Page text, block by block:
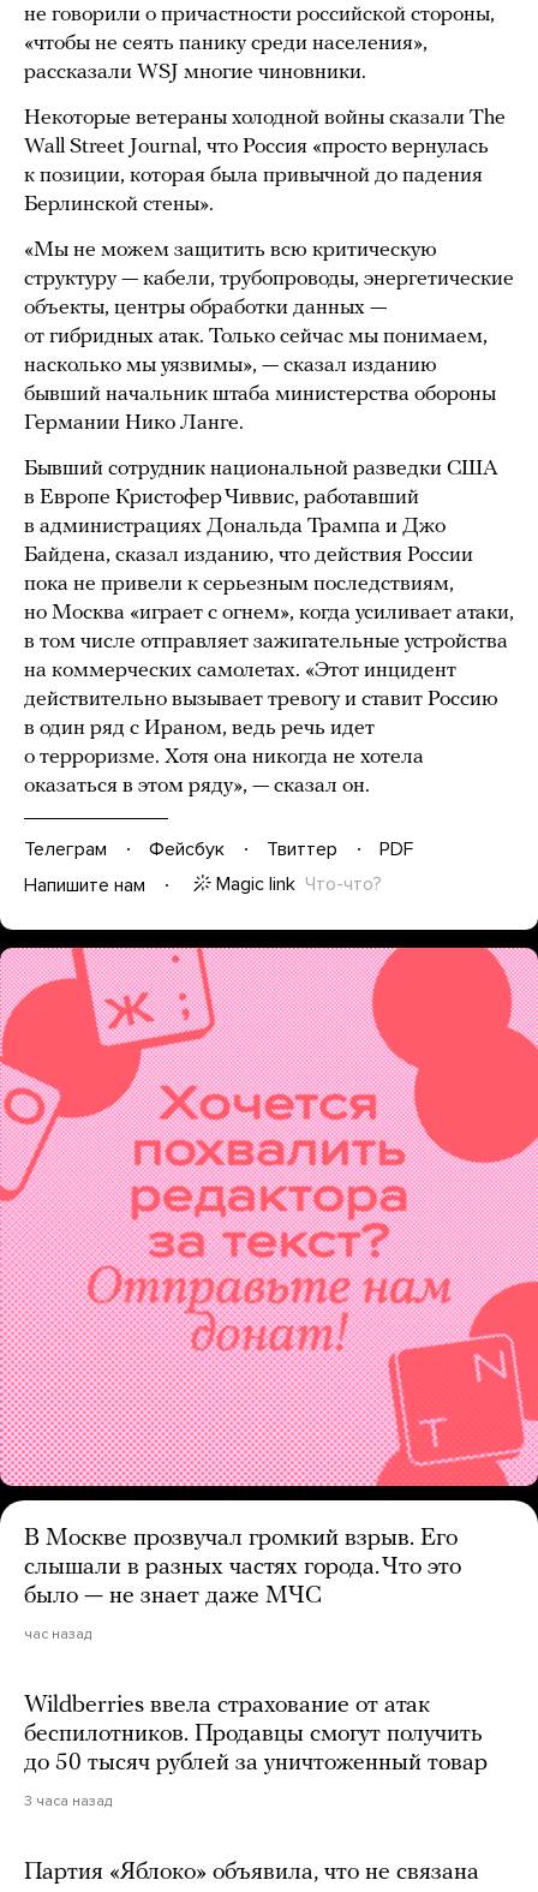
не говорили о причастности российской стороны,
«чтобы не сеять панику среди населения»,
рассказали WSJ многие чиновники.
Некоторые ветераны холодной войны сказали The
Wall Street Journal, что Россия «просто вернулась
к позиции, которая была привычной до падения
Берлинской стены».
«Мы не можем защитить всю критическую
структуру — кабели, трубопроводы, энергетические
объекты, центры обработки данных —
от гибридных атак. Только сейчас мы понимаем,
насколько мы уязвимы», — сказал изданию
бывший начальник штаба министерства обороны
Германии Нико Ланге.
Бывший сотрудник национальной разведки США
в Европе Кристофер Чиввис, работавший
в администрациях Дональда Трампа и Джо
Байдена, сказал изданию, что действия России
пока не привели к серьезным последствиям,
но Москва «играет с огнем», когда усиливает атаки,
в том числе отправляет зажигательные устройства
на коммерческих самолетах. «Этот инцидент
действительно вызывает тревогу и ставит Россию
в один ряд с Ираном, ведь речь идет
о терроризме. Хотя она никогда не хотела
оказаться в этом ряду», — сказал он.
Телеграм Фейсбук Твиттер
PDF
Напишите нам
Magic link Что-что?
В Москве прозвучал громкий взрыв. Его
слышали в разных частях города. Что это
было — не знает даже МЧС
час назад
Wildberries ввела страхование от атак
беспилотников. Продавцы смогут получить
до 50 тысяч рублей за уничтоженный товар
3 часа назад
Партия «Яблоко» объявила, что не связана